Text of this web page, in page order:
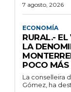
7 agosto, 2026
ECONOMÍA
RURAL.-
LA
POCO
La conselleira
Gómez, ha